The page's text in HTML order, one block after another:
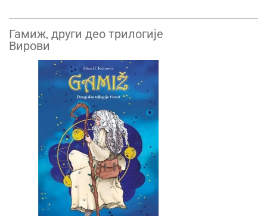
Гамиж, други део трилогије
Вирови